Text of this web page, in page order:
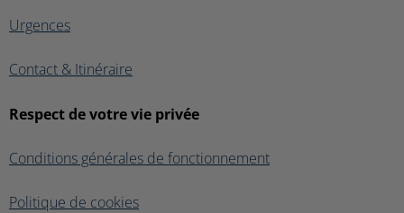
Urgences
Contact & Itinéraire
Respect de votre vie privée
Conditions générales de fonctionnement
Politique de cookies